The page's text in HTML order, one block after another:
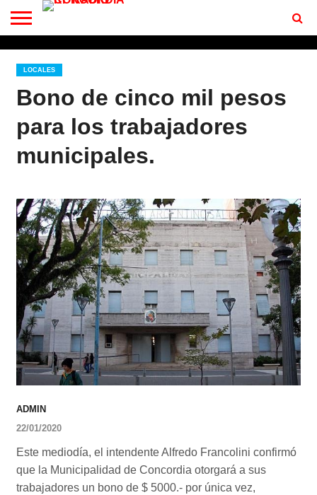
CONTACTO
BIENVENIDOS
A RF 102.7 FM
LOCALES
Bono de cinco mil pesos
para los trabajadores
municipales.
ADMIN
22/01/2020
Este mediodía, el intendente Alfredo Francolini confirmó
que la Municipalidad de Concordia otorgará a sus
trabajadores un bono de $ 5000.- por única vez,